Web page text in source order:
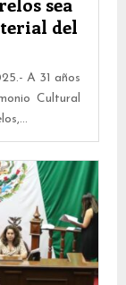
del
A 31 años
Cultural